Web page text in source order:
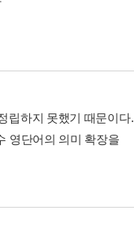
립하지 못했기 때문이다.
영단어의 의미 확장을